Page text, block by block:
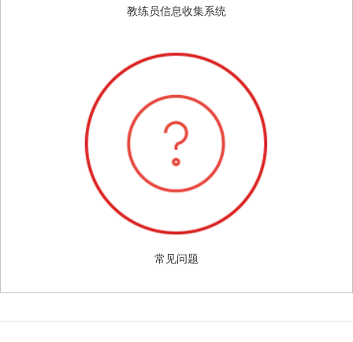
教练员信息收集系统
常见问题